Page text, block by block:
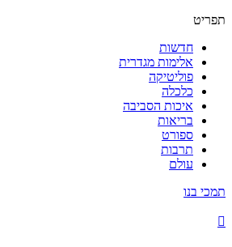
תפריט
חדשות
אלימות מגדרית
פוליטיקה
כלכלה
איכות הסביבה
בריאות
ספורט
תרבות
עולם
תמכי בנו